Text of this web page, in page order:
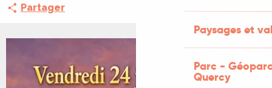
Paysages et
Parc -
Quercy
Partager